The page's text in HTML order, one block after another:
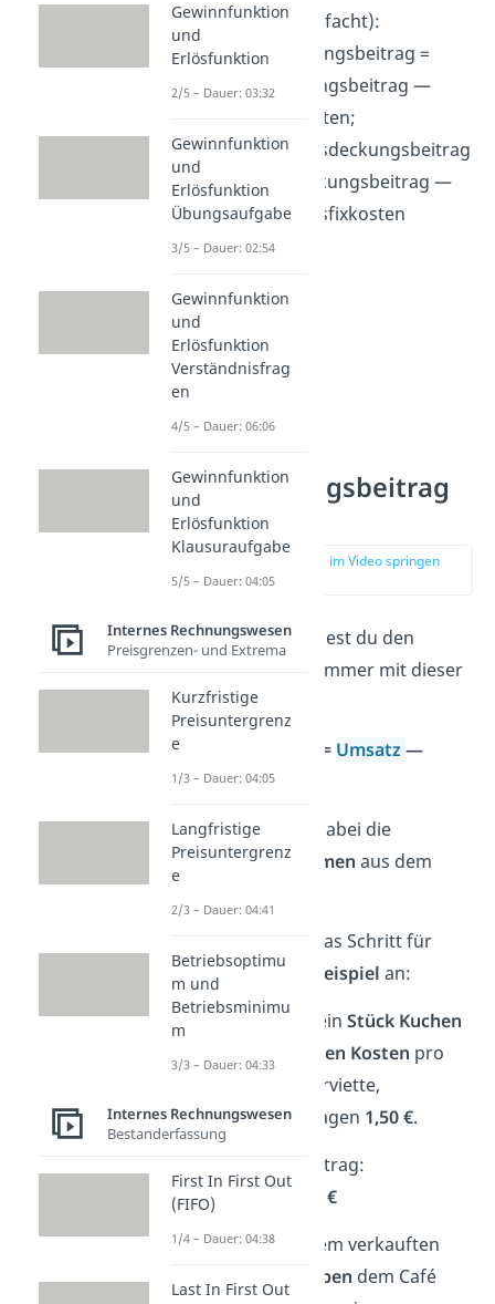
Formel(vereinfacht):
Bereichsdeckungsbeitrag =
Gesamtdeckungsbeitrag —
Bereichsfixkosten;
Unternehmensdeckungsbeitrag
= Bereichsdeckungsbeitrag —
Unternehmensfixkosten
Den Deckungsbeitrag
berechnen
zur Stelle im Video springen
(02:09)
Prinzipiell berechnest du den
Deckungsbeitrag immer mit dieser
Grundformel:
Deckungsbeitrag = Umsatz—
variable Kosten
DerUmsatz
sind dabei die
gesamten Einnahmen aus dem
Schauen wir uns das Schritt für
Schritt an einem
Beispiel an:
Ein Café verkauft ein Stück Kuchen
variablen Kosten pro
Stück (Zutaten, Serviette,
Verpackung) betragen 1,50 €.
Stückdeckungsbeitrag:
4 € — 1,50 € =
2,50 €
Das heißt: Mit jedem verkauften
bleiben dem Café
Gewinnfunktion
und
Erlösfunktion
2/5 – Dauer: 03:32
Gewinnfunktion
und
Erlösfunktion
Übungsaufgabe
3/5 – Dauer: 02:54
Gewinnfunktion
und
Erlösfunktion
Verständnisfrag
en
4/5 – Dauer: 06:06
Gewinnfunktion
und
Erlösfunktion
Klausuraufgabe
5/5 – Dauer: 04:05
Internes Rechnungswesen
Preisgrenzen- und Extrema
Kurzfristige
Preisuntergrenz
e
1/3 – Dauer: 04:05
Langfristige
Preisuntergrenz
e
2/3 – Dauer: 04:41
Betriebsoptimu
m und
Betriebsminimu
m
3/3 – Dauer: 04:33
Internes Rechnungswesen
Bestanderfassung
First In First Out
(FIFO)
1/4 – Dauer: 04:38
Last In First Out